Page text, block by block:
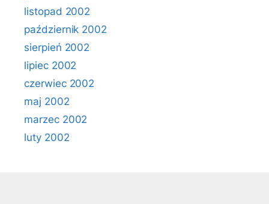
listopad 2002
październik 2002
sierpień 2002
lipiec 2002
czerwiec 2002
maj 2002
marzec 2002
luty 2002